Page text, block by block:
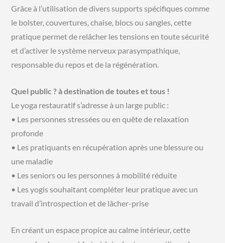
Grâce à l’utilisation de divers supports spécifiques comme
le bolster, couvertures, chaise, blocs ou sangles, cette
pratique permet de relâcher les tensions en toute sécurité
et d’activer le système nerveux parasympathique,
responsable du repos et de la régénération.
Quel public ? à destination de toutes et tous !
Le yoga restauratif s’adresse à un large public :
• Les personnes stressées ou en quête de relaxation
profonde
• Les pratiquants en récupération après une blessure ou
une maladie
• Les seniors ou les personnes à mobilité réduite
• Les yogis souhaitant compléter leur pratique avec un
travail d’introspection et de lâcher-prise
En créant un espace propice au calme intérieur, cette